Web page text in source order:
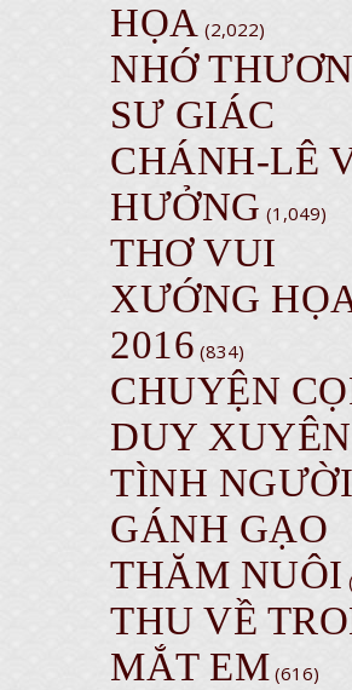
HỌA (2,022)
NHỚ
SƯ GIÁC
CHÁNH-LÊ
HƯỞNG (1,049)
THƠ VUI
XƯỚNG
2016 (834)
CHUYỆN
DUY XUYÊN
TÌNH NGƯỜI
GÁNH GẠO
THĂM NUÔI
THU VỀ
MẮT EM (616)